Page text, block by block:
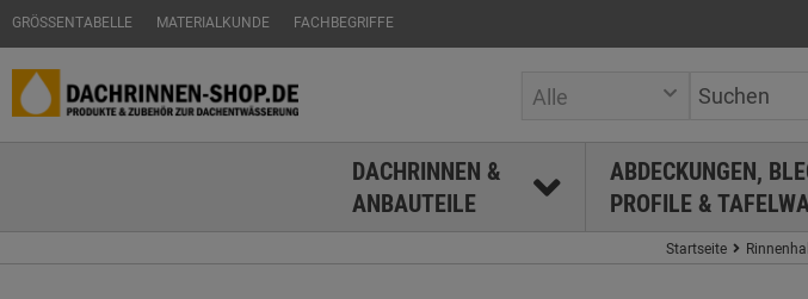
GRÖSSENTABELLE MATERIALKUNDE FACHBEGRIFFE
Alle
DACHRINNEN &
ANBAUTEILE
ABDECKUNGEN,
PROFILE &
Startseite